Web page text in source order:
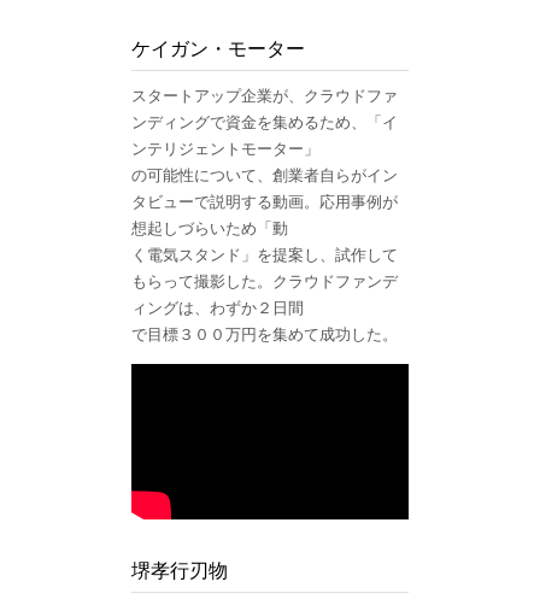
ケイガン・モーター
スタートアップ企業が、クラウドファ
ンディングで資金を集めるため、「イ
ンテリジェントモーター」
の可能性について、創業者自らがイン
タビューで説明する動画。応用事例が
想起しづらいため「動
く電気スタンド」を提案し、試作して
もらって撮影した。クラウドファンデ
ィングは、わずか２日間
で目標３００万円を集めて成功した。
堺孝行刃物